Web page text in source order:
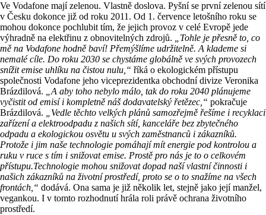
Ve Vodafone mají zelenou. Vlastně doslova. Pyšní se první zelenou sítí
v Česku dokonce již od roku 2011. Od 1. července letošního roku se
mohou dokonce pochlubit tím, že jejich provoz v celé Evropě jede
výhradně na elektřinu z obnovitelných zdrojů.
„Tohle je přesně to, co
mě na Vodafone hodně baví! Přemýšlíme udržitelně. A klademe si
nemalé cíle. Do roku 2030 se chystáme globálně ve svých provozech
snížit emise uhlíku na čistou nulu,“ říká o ekologickém přístupu
společnosti Vodafone jeho viceprezidentka obchodní divize Veronika
Brázdilová.
„A aby toho nebylo málo, tak do roku 2040 plánujeme
vyčistit od emisí i kompletně náš dodavatelský řetězec,“ pokračuje
Brázdilová.
„Vedle těchto velkých plánů samozřejmě řešíme i recyklaci
zařízení a elektroodpadu z našich sítí, kanceláře bez zbytečného
odpadu a ekologickou osvětu u svých zaměstnanců i zákazníků.
Protože i jim naše technologie pomáhají mít energie pod kontrolou a
ruku v ruce s tím i snižovat emise. Prostě pro nás je to o celkovém
přístupu.Technologie mohou snižovat dopad naší vlastní činnosti i
našich zákazníků na životní prostředí, proto se o to snažíme na všech
frontách,“ dodává. Ona sama je již několik let, stejně jako její manžel,
vegankou. I v tomto rozhodnutí hrála roli právě ochrana životního
prostředí.